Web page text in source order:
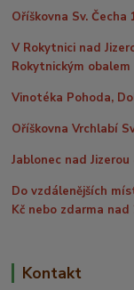
Oříškovna Sv.
V Rokytnici nad
Rokytnickým obalem
Vinotéka Pohoda,
Oříškovna Vrchlabí
Jablonec nad
Do vzdálenějších
Kč nebo zdarma nad
Kontakt